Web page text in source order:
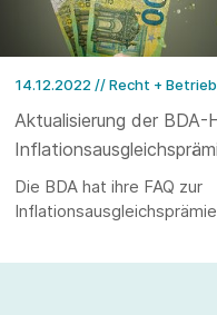
14.12.2022 // Recht +
Aktualisierung der BDA-
Die BDA hat ihre FAQ zur